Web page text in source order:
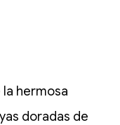
hermosa
doradas de